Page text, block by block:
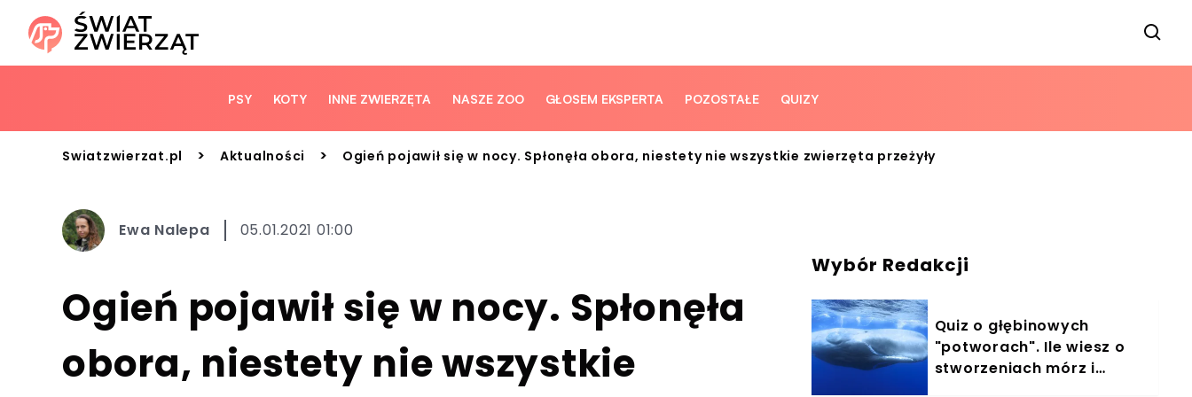
PSY KOTY INNE ZWIERZĘTA NASZE ZOO GŁOSEM EKSPERTA POZOSTAŁE QUIZY
Swiatzwierzat.pl > Aktualności > Ogień pojawił się w nocy. Spłonęła obora, niestety nie wszystkie zwierzęta przeżyły
Ewa Nalepa 05.01.2021 01:00
Ogień pojawił się w nocy. Spłonęła
obora, niestety nie wszystkie
Wybór Redakcji
Quiz o głębinowych
"potworach". Ile wiesz o
stworzeniach mórz i